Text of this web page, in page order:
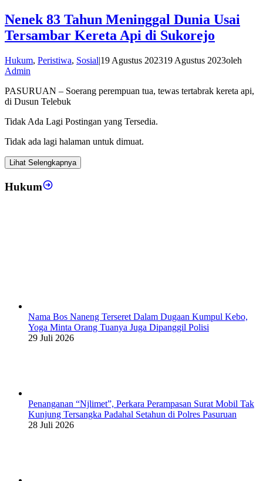
Nenek 83 Tahun Meninggal Dunia Usai
Tersambar Kereta Api di Sukorejo
Hukum, Peristiwa, Sosial|19 Agustus 202319 Agustus 2023oleh
Admin
PASURUAN – Soerang perempuan tua, tewas tertabrak kereta api,
di Dusun Telebuk
Tidak Ada Lagi Postingan yang Tersedia.
Tidak ada lagi halaman untuk dimuat.
Lihat Selengkapnya
Hukum
Nama Bos Naneng Terseret Dalam Dugaan Kumpul Kebo,
Yoga Minta Orang Tuanya Juga Dipanggil Polisi
29 Juli 2026
Penanganan “Njlimet”, Perkara Perampasan Surat Mobil Tak
Kunjung Tersangka Padahal Setahun di Polres Pasuruan
28 Juli 2026